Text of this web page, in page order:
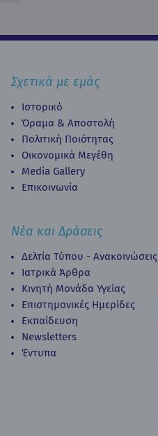
Σχετικά με εμάς
Ιστορικό
Όραμα & Αποστολή
Πολιτική Ποιότητας
Οικονομικά Μεγέθη
Media Gallery
Επικοινωνία
Νέα και Δράσεις
Δελτία Τύπου - Ανακοινώσεις
Ιατρικά Άρθρα
Κινητή Μονάδα Υγείας
Επιστημονικές Ημερίδες
Εκπαίδευση
Newsletters
Έντυπα